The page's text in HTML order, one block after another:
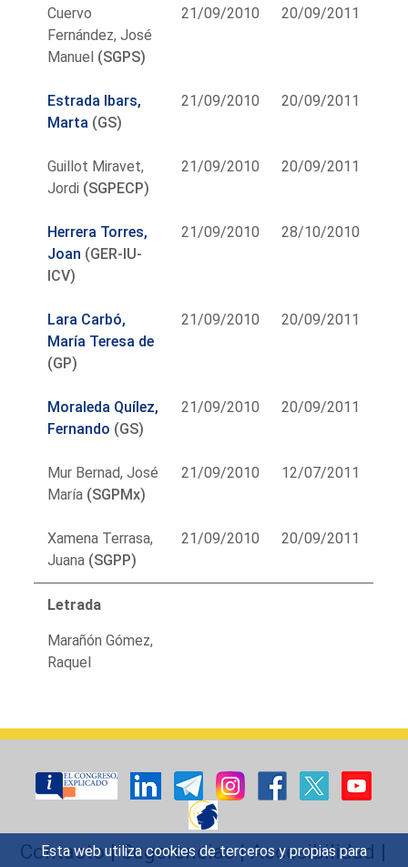
Esta web utiliza cookies de terceros y propias para
Cuervo
Fernández, José
Manuel (SGPS)
21/09/2010 20/09/2011
Estrada Ibars,
Marta (GS)
21/09/2010 20/09/2011
Guillot Miravet,
Jordi (SGPECP)
21/09/2010 20/09/2011
Herrera Torres,
Joan (GER-IU-
ICV)
21/09/2010 28/10/2010
Lara Carbó,
María Teresa de
(GP)
21/09/2010 20/09/2011
Moraleda Quílez,
Fernando (GS)
21/09/2010 20/09/2011
Mur Bernad, José
María (SGPMx)
21/09/2010 12/07/2011
Xamena Terrasa,
Juana (SGPP)
21/09/2010 20/09/2011
Letrada
Marañón Gómez,
Raquel
Contacto|Sugerencias|Accesibilidad |